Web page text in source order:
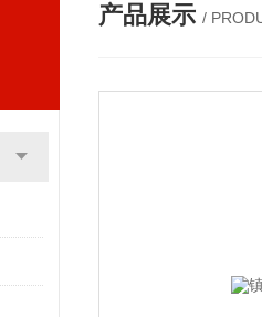
产品展示 /